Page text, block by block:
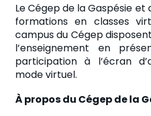
Le Cégep de la Gaspésie et
formations en classes
campus du Cégep
l’enseignement en
participation à l’écran
mode virtuel.
À propos du Cégep de la